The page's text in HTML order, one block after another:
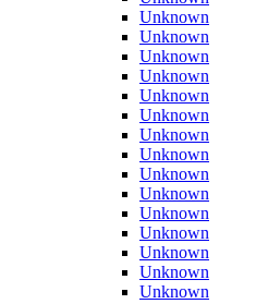
Unknown
Unknown
Unknown
Unknown
Unknown
Unknown
Unknown
Unknown
Unknown
Unknown
Unknown
Unknown
Unknown
Unknown
Unknown